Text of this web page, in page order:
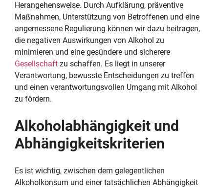
Herangehensweise. Durch Aufklärung, präventive
Maßnahmen, Unterstützung von Betroffenen und eine
angemessene Regulierung können wir dazu beitragen,
die negativen Auswirkungen von Alkohol zu
minimieren und eine gesündere und sicherere
Gesellschaft zu schaffen. Es liegt in unserer
Verantwortung, bewusste Entscheidungen zu treffen
und einen verantwortungsvollen Umgang mit Alkohol
zu fördern.
Alkoholabhängigkeit und
Abhängigkeitskriterien
Es ist wichtig, zwischen dem gelegentlichen
Alkoholkonsum und einer tatsächlichen Abhängigkeit